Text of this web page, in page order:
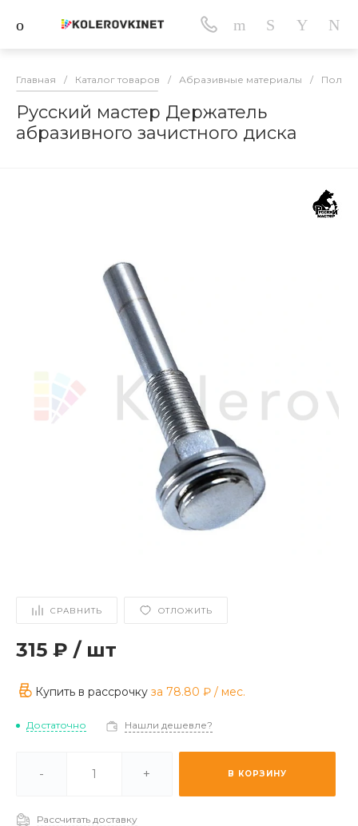
Главная / Каталог товаров / Абразивные материалы /
Русский мастер Держатель
абразивного зачистного диска
СРАВНИТЬ ОТЛОЖИТЬ
315 ₽ / шт
Купить в рассрочку за 78.80 ₽ / мес.
Достаточно Нашли дешевле?
- + В КОРЗИНУ
Рассчитать доставку